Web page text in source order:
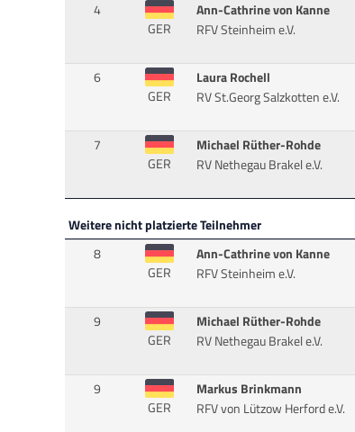
4
GER
Ann-Cathrine von Kanne
RFV Steinheim e.V.
6
GER
Laura Rochell
RV St.Georg Salzkotten e.V.
7
GER
Michael Rüther-Rohde
RV Nethegau Brakel e.V.
Weitere nicht platzierte Teilnehmer
8
GER
Ann-Cathrine von Kanne
RFV Steinheim e.V.
9
GER
Michael Rüther-Rohde
RV Nethegau Brakel e.V.
9
GER
Markus Brinkmann
RFV von Lützow Herford e.V.